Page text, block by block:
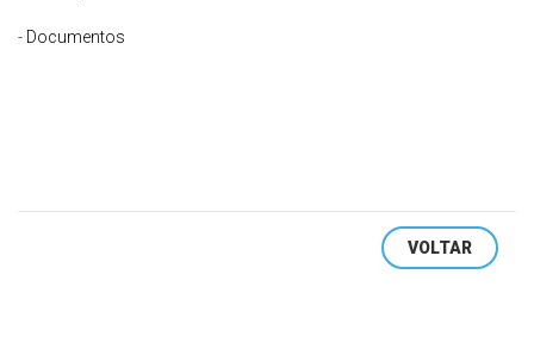
- Documentos
VOLTAR